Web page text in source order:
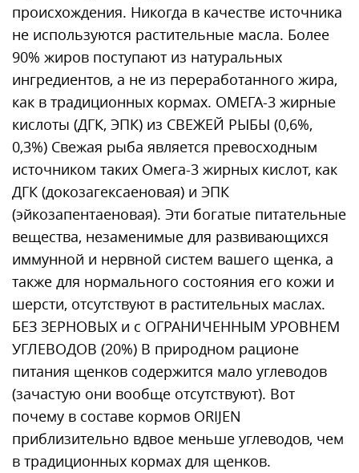
происхождения. Никогда в качестве источника
не используются растительные масла. Более
90% жиров поступают из натуральных
ингредиентов, а не из переработанного жира,
как в традиционных кормах. ОМЕГА-3 жирные
кислоты (ДГК, ЭПК) из СВЕЖЕЙ РЫБЫ (0,6%,
0,3%) Свежая рыба является превосходным
источником таких Омега-3 жирных кислот, как
ДГК (докозагексаеновая) и ЭПК
(эйкозапентаеновая). Эти богатые питательные
вещества, незаменимые для развивающихся
иммунной и нервной систем вашего щенка, а
также для нормального состояния его кожи и
шерсти, отсутствуют в растительных маслах.
БЕЗ ЗЕРНОВЫХ и с ОГРАНИЧЕННЫМ УРОВНЕМ
УГЛЕВОДОВ (20%) В природном рационе
питания щенков содержится мало углеводов
(зачастую они вообще отсутствуют). Вот
почему в составе кормов ORIJEN
приблизительно вдвое меньше углеводов, чем
в традиционных кормах для щенков.